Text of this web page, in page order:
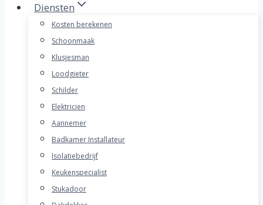
Diensten
Kosten berekenen
Schoonmaak
Klusjesman
Loodgieter
Schilder
Elektricien
Aannemer
Badkamer Installateur
Isolatiebedrijf
Keukenspecialist
Stukadoor